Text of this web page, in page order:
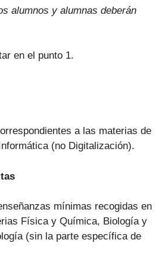
alumnos y alumnas deberán
en el punto 1.
a las materias de
(no Digitalización).
mínimas recogidas en
Física y Química, Biología y
(sin la parte específica de